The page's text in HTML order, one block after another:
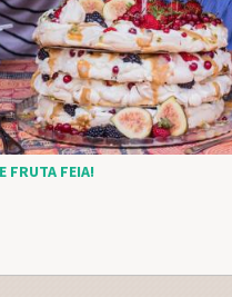
FRUTA FEIA!